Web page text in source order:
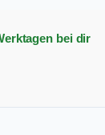
bei dir